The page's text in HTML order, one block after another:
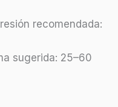
recomendada:
sugerida: 25–60